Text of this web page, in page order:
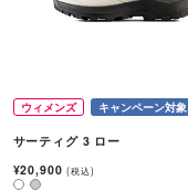
ウィメンズ キャンペーン対象
サーティグ 3 ロー
¥20,900(税込)